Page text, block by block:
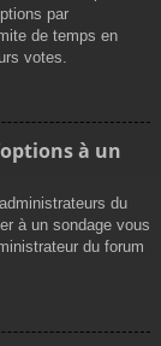
par
de temps en
votes.
à un
du
à un sondage vous
du forum